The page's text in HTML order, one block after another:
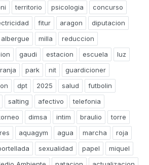
territorio psicologia
concurso
fitur aragon
diputacion
albergue milla
reduccion
gaudi estacion escuela
luz
park nit
guardicioner
dpt 2025 salud
futbolin
salting afectivo
telefonia
dimsa intim braulio
torre
aquagym agua marcha
roja
sexualidad papel
miquel